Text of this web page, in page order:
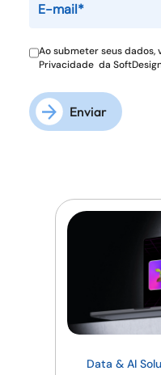
Ao submeter seus dados,
Privacidade da
Enviar
Data & AI